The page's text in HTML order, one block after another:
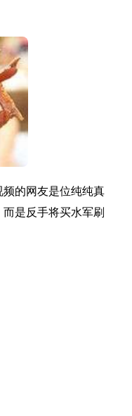
的网友是位纯纯真
是反手将买水军刷